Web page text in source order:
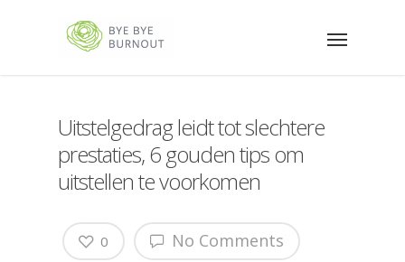
Uitstelgedrag leidt tot slechtere
prestaties, 6 gouden tips om
uitstellen te voorkomen
No Comments
0